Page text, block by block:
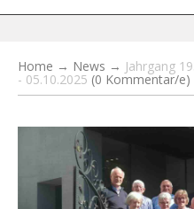
Home → News → Jahrgang
- 05.10.2025 (0 Kommentar/e)